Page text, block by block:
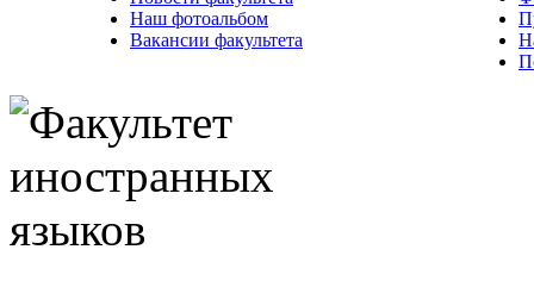
Наш фотоальбом
Вакансии факультета